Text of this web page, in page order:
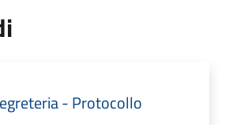
- Protocollo